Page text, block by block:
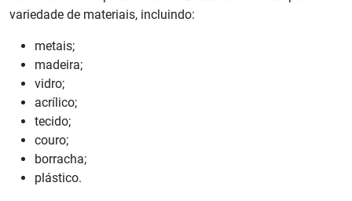
variedade de materiais, incluindo:
metais;
madeira;
vidro;
acrílico;
tecido;
couro;
borracha;
plástico.